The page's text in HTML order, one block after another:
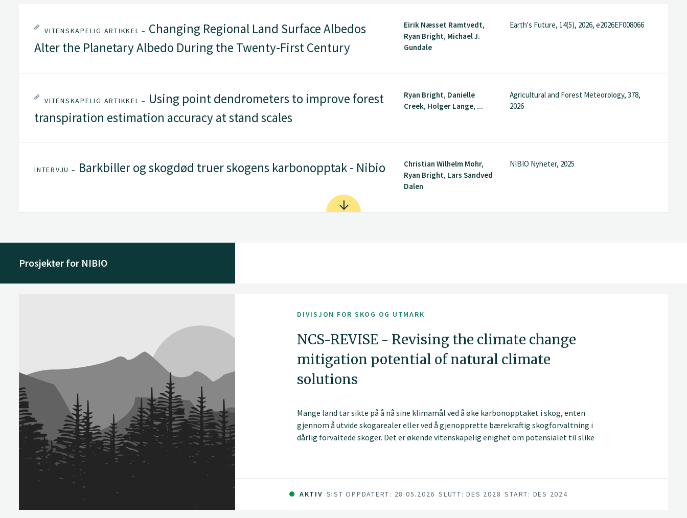
VITENSKAPELIG ARTIKKEL – Changing Regional Land Surface Albedos
Alter the Planetary Albedo During the Twenty‐First Century
Eirik Næsset Ramtvedt,
Ryan Bright, Michael J.
Gundale
Earth's Future, 14(5), 2026, e2026EF008066
VITENSKAPELIG ARTIKKEL – Using point dendrometers to improve forest
transpiration estimation accuracy at stand scales
Ryan Bright, Danielle
Creek, Holger Lange, ...
Agricultural and Forest Meteorology, 378,
2026
INTERVJU – Barkbiller og skogdød truer skogens karbonopptak - Nibio
Christian Wilhelm Mohr,
Ryan Bright, Lars Sandved
Dalen
NIBIO Nyheter, 2025
Prosjekter for NIBIO
DIVISJON FOR SKOG OG UTMARK
NCS-REVISE - Revising the climate change
mitigation potential of natural climate
solutions
Mange land tar sikte på å nå sine klimamål ved å øke karbonopptaket i skog, enten
gjennom å utvide skogarealer eller ved å gjenopprette bærekraftig skogforvaltning i
dårlig forvaltede skoger. Det er økende vitenskapelig enighet om potensialet til slike
AKTIV SIST OPPDATERT: 28.05.2026 SLUTT: DES 2028 START: DES 2024